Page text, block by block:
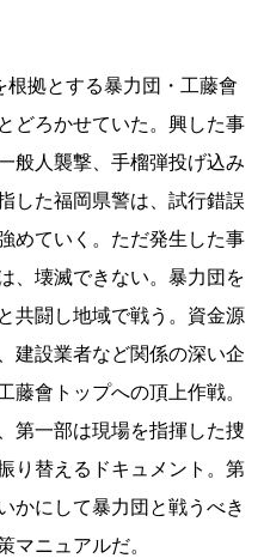
拠とする暴力団・工藤會
どろかせていた。興した事
般人襲撃、手榴弾投げ込み
した福岡県警は、試行錯誤
めていく。ただ発生した事
、壊滅できない。暴力団を
共闘し地域で戦う。資金源
建設業者など関係の深い企
藤會トップへの頂上作戦。
第一部は現場を指揮した捜
り替えるドキュメント。第
かにして暴力団と戦うべき
マニュアルだ。